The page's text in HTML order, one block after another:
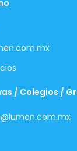
/ Colegios /